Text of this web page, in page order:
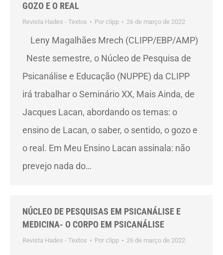
GOZO E O REAL
Revista Hades - Textos Por clipp 26 de março de 2022
Leny Magalhães Mrech (CLIPP/EBP/AMP)
Neste semestre, o Núcleo de Pesquisa de
Psicanálise e Educação (NUPPE) da CLIPP
irá trabalhar o Seminário XX, Mais Ainda, de
Jacques Lacan, abordando os temas: o
ensino de Lacan, o saber, o sentido, o gozo e
o real. Em Meu Ensino Lacan assinala: não
prevejo nada do…
NÚCLEO DE PESQUISAS EM PSICANÁLISE E
MEDICINA- O CORPO EM PSICANÁLISE
Revista Hades - Textos Por clipp 26 de março de 2022